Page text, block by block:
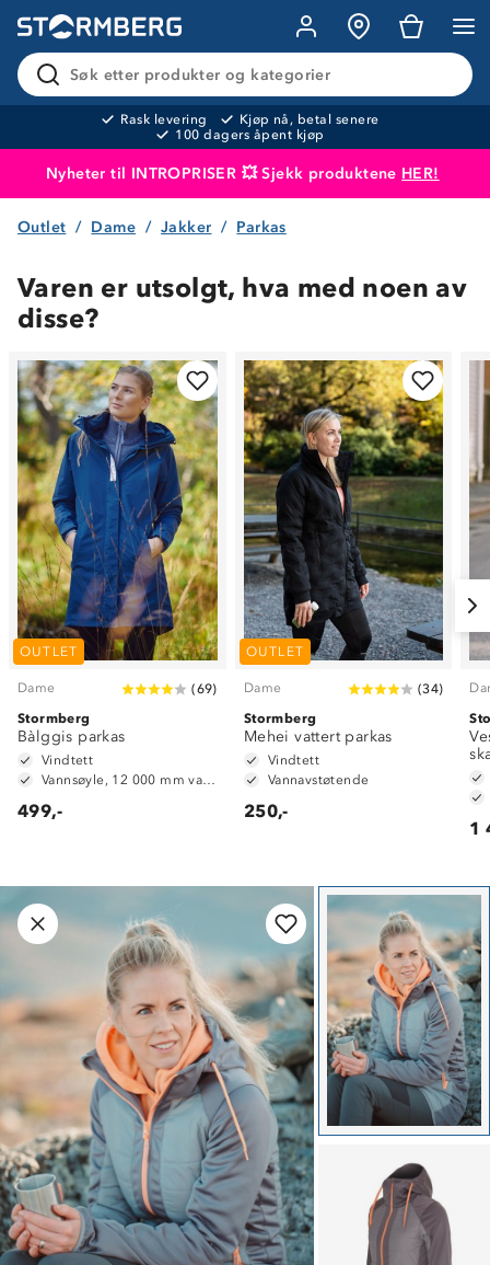
Søk etter produkter og kategorier
Rask levering
Kjøp nå, betal senere
100 dagers åpent kjøp
Nyheter til INTROPRISER 💥 Sjekk produktene HER!
Produktet er lagt i handlekurven
Outlet Dame Jakker Parkas
Varen er utsolgt, hva med noen av
disse?
OUTLET
Dame (69)
Stormberg
Bàlggis parkas
Vindtett
Vannsøyle, 12 000 mm vannsøyle
499,-
OUTLET
Dame (34)
Stormberg
Mehei vattert parkas
Vindtett
Vannavstøtende
250,-
1